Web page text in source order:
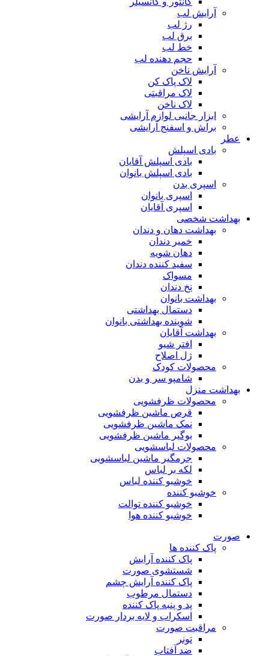
آرایش لب
رژ لب
برق لب
خط لب
حجم دهنده لب
آرایش ناخن
لاک پاک کن
لاک مراقبتی
لاک ناخن
ابزار جانبی لوازم آرایشی
براش و اسفنج آرایشی
عطر
بادی اسپلش
بادی اسپلش آقایان
بادی اسپلش بانوان
اسپری بدن
اسپری بانوان
اسپری آقایان
بهداشت شخصی
بهداشت دهان و دندان
خمیر دندان
دهان شویه
سفید کننده دندان
مسواک
نخ دندان
بهداشت بانوان
دستمال بهداشتی
شوینده بهداشتی بانوان
بهداشت آقایان
افتر شیو
ژل اصلاح
محصولات کودک
شامپو سر و بدن
بهداشت منزل
محصولات ظرفشویی
قرص ماشین ظرفشویی
نمک ماشین ظرفشویی
بوگیر ماشین ظرفشویی
محصولات لباسشویی
جرمگیر ماشین لباسشویی
لکه بر لباس
خوشبو کننده لباس
خوشبو کننده
خوشبو کننده توالت
خوشبو کننده هوا
صورت
پاک کننده ها
پاک کننده آرایش
شستشوی صورت
پاک کننده آرایش چشم
دستمال مرطوب
پد و پنبه پاک کننده
اسکراب و لایه بردار صورت
مراقبت صورت
تونر
ضد آفتاب